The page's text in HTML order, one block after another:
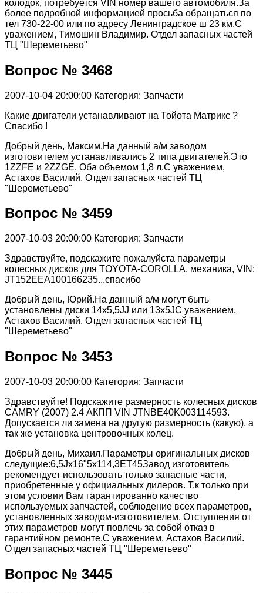
колодок, потребуется VIN номер вашего автомобиля.За
более подробной информацией просьба обращаться по
тел 730-22-00 или по адресу Ленинградское ш 23 км.С
уважением, Тимошин Владимир. Отдел запасных частей
ТЦ "Шереметьево"
Вопрос № 3468
2007-10-04 20:00:00 Категория: Запчасти
Какие двигатели устанавливают на Тойота Матрикс ?
Спасибо !
Добрый день, Максим.На данный а/м заводом
изготовителем устанавливались 2 типа двигателей.Это
1ZZFE и 2ZZGE. Оба объемом 1,8 л.С уважением,
Астахов Василий. Отдел запасных частей ТЦ
"Шереметьево"
Вопрос № 3459
2007-10-03 20:00:00 Категория: Запчасти
Здравствуйте, подскажите пожалуйста параметры
колесных дисков для TOYOTA-COROLLA, механика, VIN:
JT152EEA100166235...спасибо
Добрый день, Юрий.На данный а/м могут быть
установлены диски 14х5,5JJ или 13х5JС уважением,
Астахов Василий. Отдел запасных частей ТЦ
"Шереметьево"
Вопрос № 3453
2007-10-03 20:00:00 Категория: Запчасти
Здравствуйте! Подскажите размерность колесных дисков
CAMRY (2007) 2.4 АКПП VIN JTNBE40K003114593.
Допускается ли замена на другую размерность (какую), а
так же установка центровочных колец.
Добрый день, Михаил.Параметры оригинальных дисков
следущие:6,5Jх16"5х114,3ET45Завод изготовитель
рекомендует использовать только запасные части,
приобретенные у официальных дилеров. Т.к только при
этом условии Вам гарантированно качество
используемых запчастей, соблюдение всех параметров,
установленных заводом-изготовителем. Отступления от
этих параметров могут повлечь за собой отказ в
гарантийном ремонте.С уважением, Астахов Василий.
Отдел запасных частей ТЦ "Шереметьево"
Вопрос № 3445